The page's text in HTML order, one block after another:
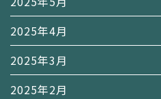
2025年4月
2025年3月
2025年2月